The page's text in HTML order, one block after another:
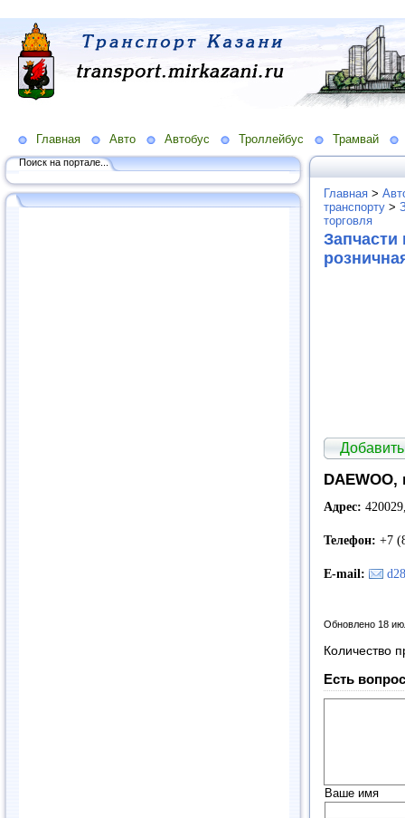
Главная Авто Автобус Троллейбус Трамвай
Поиск на портале...
Главная >
транспорту >
торговля
DAEWOO,
Адрес:
Телефон: +7
E-mail:
Обновлено 18
Количество
Есть
Ваше имя